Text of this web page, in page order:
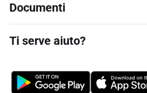
Documenti
Ti serve aiuto?